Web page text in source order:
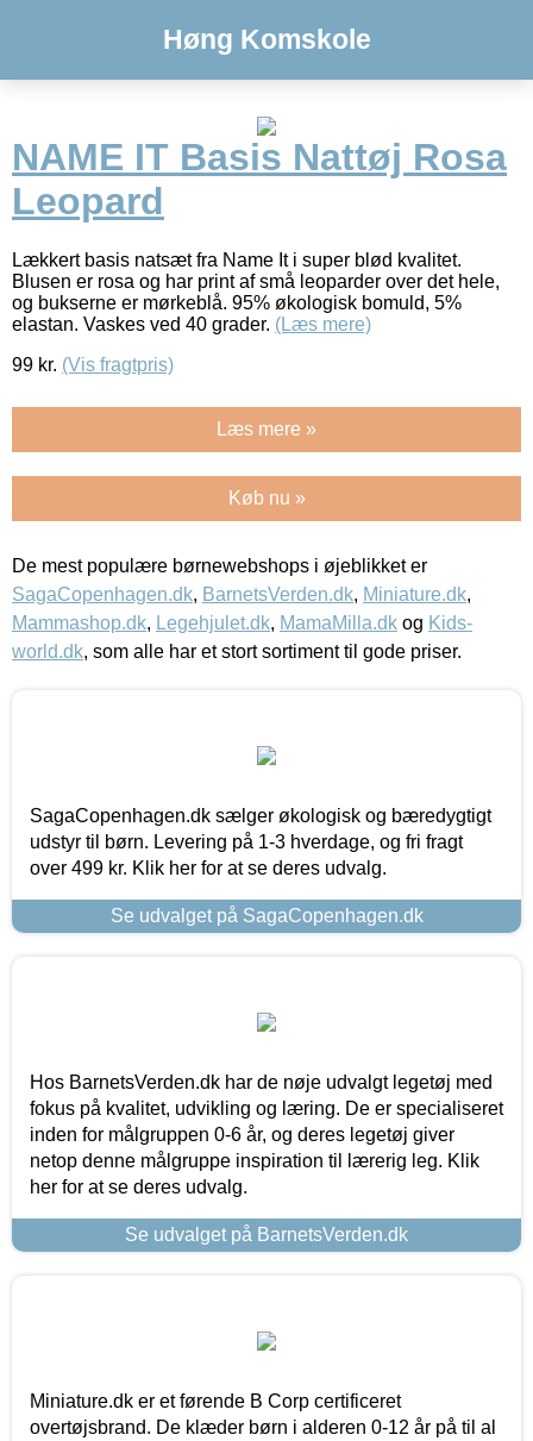
Høng Komskole
NAME IT Basis Nattøj Rosa
Leopard
Lækkert basis natsæt fra Name It i super blød kvalitet.
Blusen er rosa og har print af små leoparder over det hele,
og bukserne er mørkeblå. 95% økologisk bomuld, 5%
elastan. Vaskes ved 40 grader. (Læs mere)
99 kr. (Vis fragtpris)
Læs mere »
Køb nu »
De mest populære børnewebshops i øjeblikket er
SagaCopenhagen.dk, BarnetsVerden.dk, Miniature.dk,
Mammashop.dk, Legehjulet.dk, MamaMilla.dk og Kids-
world.dk, som alle har et stort sortiment til gode priser.
SagaCopenhagen.dk sælger økologisk og bæredygtigt
udstyr til børn. Levering på 1-3 hverdage, og fri fragt
over 499 kr. Klik her for at se deres udvalg.
Se udvalget på SagaCopenhagen.dk
Hos BarnetsVerden.dk har de nøje udvalgt legetøj med
fokus på kvalitet, udvikling og læring. De er specialiseret
inden for målgruppen 0-6 år, og deres legetøj giver
netop denne målgruppe inspiration til lærerig leg. Klik
her for at se deres udvalg.
Se udvalget på BarnetsVerden.dk
Miniature.dk er et førende B Corp certificeret
overtøjsbrand. De klæder børn i alderen 0-12 år på til al